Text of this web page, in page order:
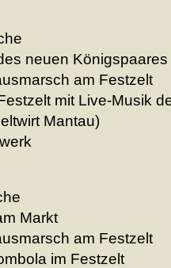
neuen
am Festzelt
mit Live-Musik
Mantau)
Markt
am Festzelt
im Festzelt